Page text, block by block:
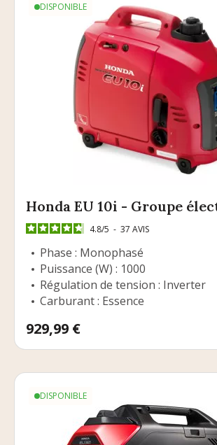
DISPONIBLE
Honda EU 10i - Groupe
4.8/5 - 37 AVIS
Phase : Monophasé
Puissance (W) : 1000
Régulation de tension : Inverter
Carburant : Essence
Prix
929,99 €
DISPONIBLE